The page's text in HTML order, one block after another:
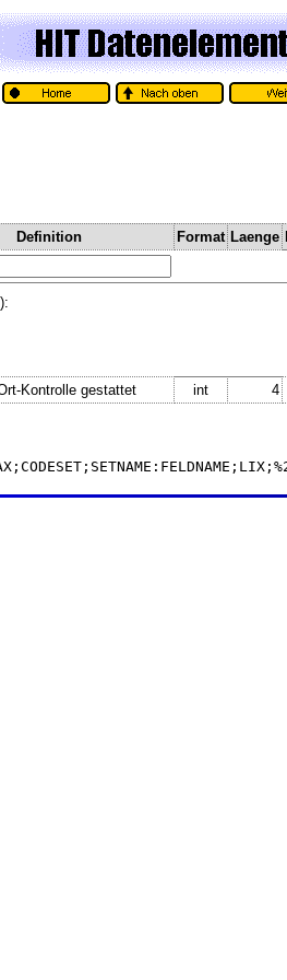
Definition Format Laenge
Kontrolle gestattet int 4